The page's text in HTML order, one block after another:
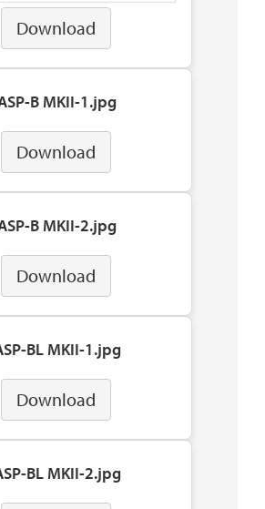
Download
B MKII-1.jpg
Download
B MKII-2.jpg
Download
BL MKII-1.jpg
Download
BL MKII-2.jpg